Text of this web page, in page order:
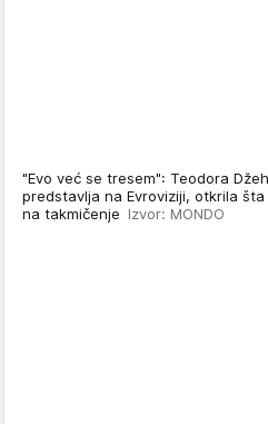
"Evo već se tresem": Teodora
predstavlja na Evroviziji, otkrila
na takmičenje Izvor: MONDO